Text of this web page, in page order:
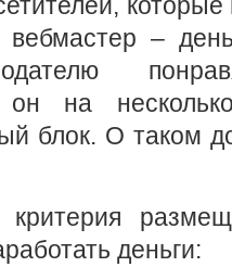
вебмастер –
он на
блок. О таком
критерия
деньги: